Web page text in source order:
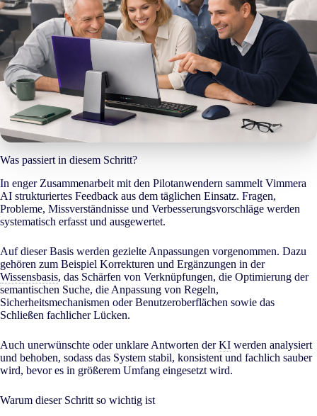
Was passiert in diesem Schritt?
In enger Zusammenarbeit mit den Pilotanwendern sammelt Vimmera
AI strukturiertes Feedback aus dem täglichen Einsatz. Fragen,
Probleme, Missverständnisse und Verbesserungsvorschläge werden
systematisch erfasst und ausgewertet.
Auf dieser Basis werden gezielte Anpassungen vorgenommen. Dazu
gehören zum Beispiel Korrekturen und Ergänzungen in der
Wissensbasis, das Schärfen von Verknüpfungen, die Optimierung der
semantischen Suche, die Anpassung von Regeln,
Sicherheitsmechanismen oder Benutzeroberflächen sowie das
Schließen fachlicher Lücken.
Auch unerwünschte oder unklare Antworten derKI werden analysiert
und behoben, sodass das System stabil, konsistent und fachlich sauber
wird, bevor es in größerem Umfang eingesetzt wird.
Warum dieser Schritt so wichtig ist